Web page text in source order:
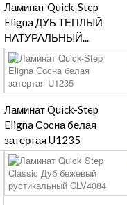
Ламинат Quick-Step
Eligna ДУБ ТЕПЛЫЙ
НАТУРАЛЬНЫЙ...
Ламинат Quick-Step
Eligna Сосна белая
затертая U1235